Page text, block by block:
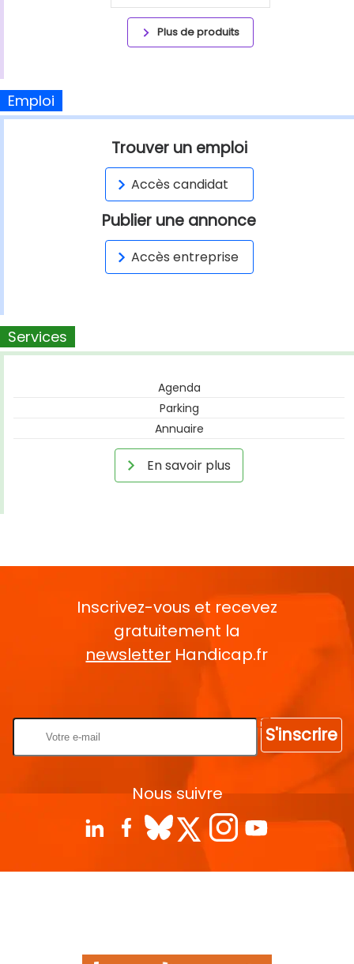
Plus de produits
Emploi
Trouver un emploi
Accès candidat
Publier une annonce
Accès entreprise
Services
Agenda
Parking
Annuaire
En savoir plus
Inscrivez-vous et recevez
gratuitement la
newsletter Handicap.fr
S'inscrire
Nous suivre